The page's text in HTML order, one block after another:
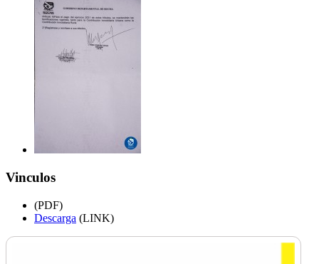
Vinculos
(PDF)
Descarga (LINK)